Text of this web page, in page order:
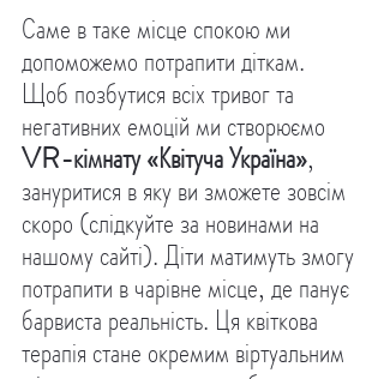
Саме в таке місце спокою ми
допоможемо потрапити діткам.
Щоб позбутися всіх тривог та
негативних емоцій ми створюємо
VR-кімнату «Квітуча Україна»,
зануритися в яку ви зможете зовсім
скоро (слідкуйте за новинами на
нашому сайті). Діти матимуть змогу
потрапити в чарівне місце, де панує
барвиста реальність. Ця квіткова
терапія стане окремим віртуальним